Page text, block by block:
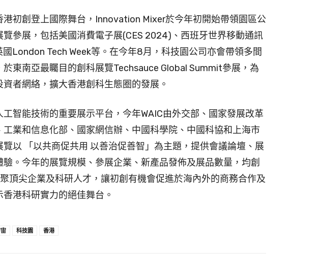
港初創登上國際舞台，Innovation Mixer於今年初開始帶領園區公
覽參展，包括美國消費電子展(CES 2024)、西班牙世界移動通訊
London Tech Week等。在今年8月，科技園公司亦會帶領多間
於東南亞最矚目的創科展覽Techsauce Global Summit參展，為
者網絡，擴大香港創科生態圈的發展。
智能技術的重要展示平台，今年WAIC由外交部、國家發展改革
業和信息化部、國家網信辦、中國科學院、中國科協和上海市
以 「以共商促共用 以善治促善智」為主題，提供會議論壇、展
。今年的展覽規模、參展企業、新產品發佈及展品數量，均創
頂尖企業及科研人才，讓初創有機會促進於海內外的商務合作及
港科研實力的絕佳舞台。
科技園 香港